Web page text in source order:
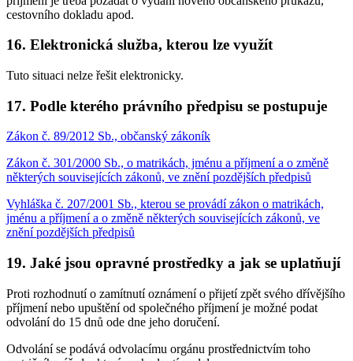
cestovního dokladu apod.
16. Elektronická služba, kterou lze využít
Tuto situaci nelze řešit elektronicky.
17. Podle kterého právního předpisu se postupuje
Zákon č. 89/2012 Sb., občanský zákoník
Zákon č. 301/2000 Sb., o matrikách, jménu a příjmení a o změně
některých souvisejících zákonů, ve znění pozdějších předpisů
Vyhláška č. 207/2001 Sb., kterou se provádí zákon o matrikách,
jménu a příjmení a o změně některých souvisejících zákonů, ve
znění pozdějších předpisů
19. Jaké jsou opravné prostředky a jak se uplatňují
Proti rozhodnutí o zamítnutí oznámení o přijetí zpět svého dřívějšího
příjmení nebo upuštění od společného příjmení je možné podat
odvolání do 15 dnů ode dne jeho doručení.
Odvolání se podává odvolacímu orgánu prostřednictvím toho